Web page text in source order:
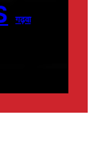
गढ़वा